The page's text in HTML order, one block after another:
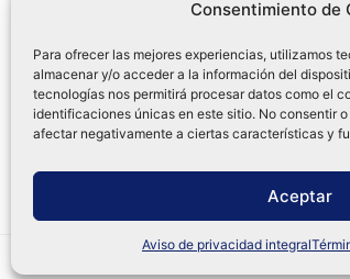
Consentimiento de
Para ofrecer las mejores experiencias, utilizamos
almacenar y/o acceder a la información del
tecnologías nos permitirá procesar datos como el
identificaciones únicas en este sitio. No consentir
afectar negativamente a ciertas características y
Aceptar
Aviso de privacidad integral
Mi Cuenta en Tamex
Mis Favoritos
Distribuidora Tamex - México